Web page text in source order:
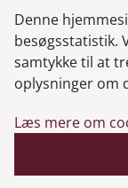
Genveje
Gå til
Gå til
Denne
besøgsstatistik.
samtykke til at
oplysninger om
Læs mere om